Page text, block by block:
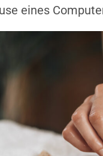
eines